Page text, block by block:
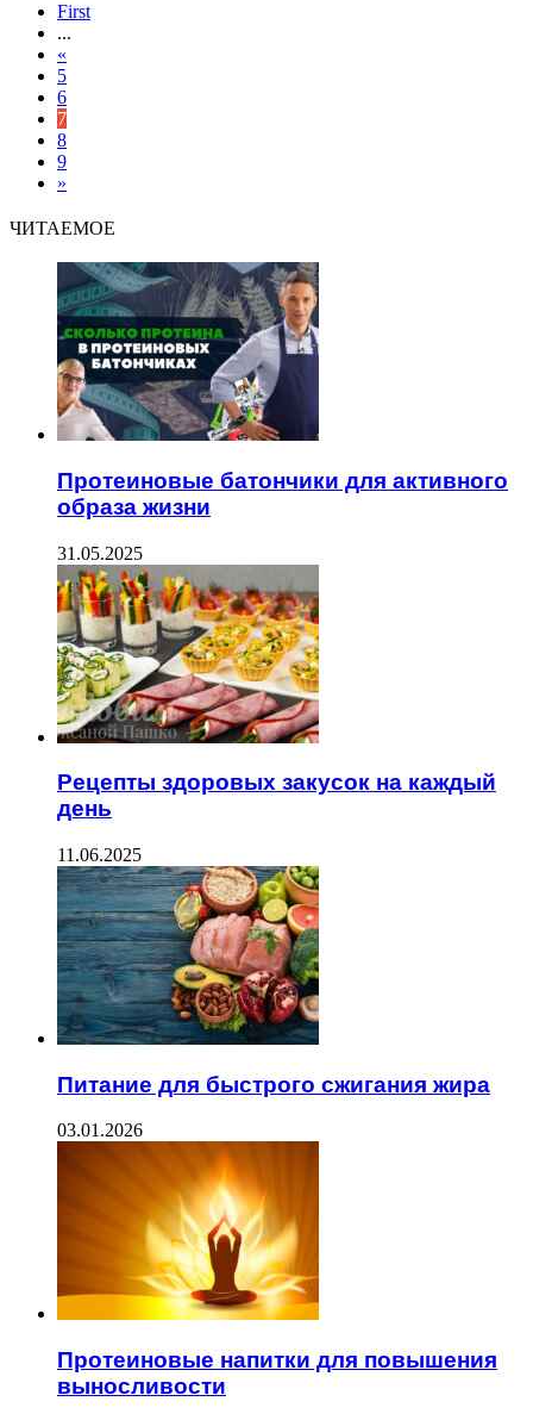
First
...
«
5
6
7
8
9
»
ЧИТАЕМОЕ
Протеиновые батончики для активного
образа жизни
31.05.2025
Рецепты здоровых закусок на каждый
день
11.06.2025
Питание для быстрого сжигания жира
03.01.2026
Протеиновые напитки для повышения
выносливости